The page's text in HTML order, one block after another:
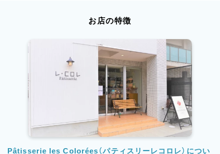
お店の特徴
Pâtisserie les Colorées（パティスリーレコロレ）につい